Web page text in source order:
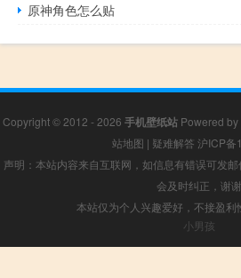
原神角色怎么贴
Copyright © 2012 - 2026 手机壁纸站 Powered by
站地图 | 疑难解答 沪ICP备
声明：本站内容来自互联网，如信息有错误可发
会及时纠正，谢谢
本站仅为个人兴趣爱好，不接盈利
小男孩